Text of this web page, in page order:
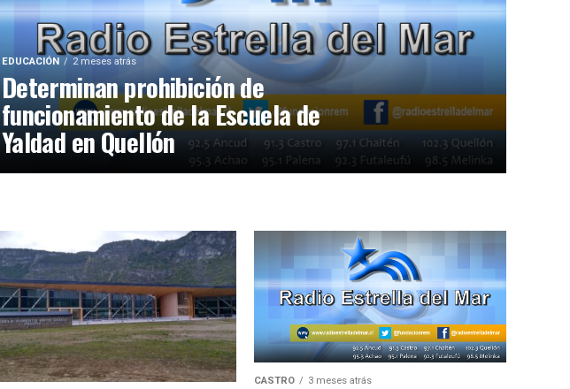
EDUCACIÓN 2 meses atrás
Determinan prohibición de
funcionamiento de la Escuela de
Yaldad en Quellón
CASTRO 3 meses atrás